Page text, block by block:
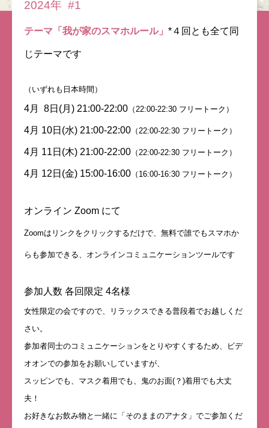
2024年 #1
テーマ「我が家のスマホルール」 *４回とも全て同
じテーマです
（いずれも日本時間）
4月 8日(月) 21:00-22:00 （22:00-22:30 フリートーク）
4月 10日(水) 21:00-22:00 （22:00-22:30 フリートーク）
4月 11日(木) 21:00-22:00 （22:00-22:30 フリートーク）
4月 12日(金) 15:00-16:00 （16:00-16:30 フリートーク）
オンライン Zoom にて
Zoomはリンクをクリックするだけで、無料で誰でもスマホか
らも参加できる、オンラインコミュニケーションツールです
参加人数 各回限定 4名様
女性限定の会ですので、リラックスできる普段着でお越しくだ
さい。
参加者同士のコミュニケーションをとりやすくするため、ビデ
オオンでの参加をお願いしていますが、
スッピンでも、マスク着用でも、鬼のお面(？)着用でも大丈
夫！
お好きなお飲み物と一緒に「そのままのアナタ」でご参加くだ